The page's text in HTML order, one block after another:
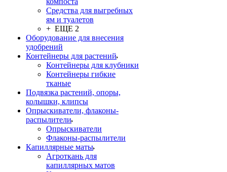
Средства для выгребных
ям и туалетов
+ ЕЩЕ 2
Оборудование для внесения
удобрений
Контейнеры для растений
Контейнеры для клубники
Контейнеры гибкие
тканые
Подвязка растений, опоры,
колышки, клипсы
Опрыскиватели, флаконы-
распылители
Опрыскиватели
Флаконы-распылители
Капиллярные маты
Агроткань для
капиллярных матов